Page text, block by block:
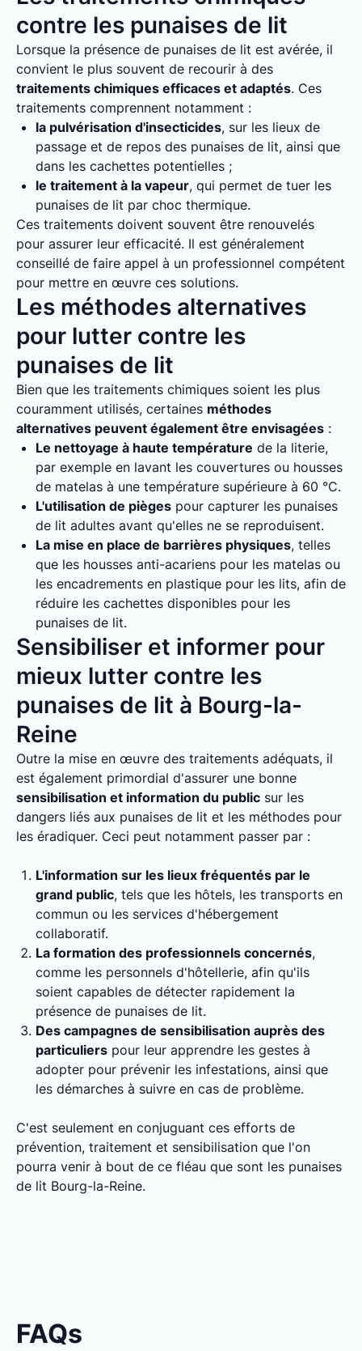
contre les punaises de lit
Lorsque la présence de punaises de lit est avérée, il
convient le plus souvent de recourir à des
traitements chimiques efficaces et adaptés. Ces
traitements comprennent notamment :
la pulvérisation d'insecticides, sur les lieux de
passage et de repos des punaises de lit, ainsi que
dans les cachettes potentielles ;
le traitement à la vapeur, qui permet de tuer les
punaises de lit par choc thermique.
Ces traitements doivent souvent être renouvelés
pour assurer leur efficacité. Il est généralement
conseillé de faire appel à un professionnel compétent
pour mettre en œuvre ces solutions.
Les méthodes alternatives
pour lutter contre les
punaises de lit
Bien que les traitements chimiques soient les plus
couramment utilisés, certaines méthodes
alternatives peuvent également être envisagées :
Le nettoyage à haute température de la literie,
par exemple en lavant les couvertures ou housses
de matelas à une température supérieure à 60 °C.
L'utilisation de pièges pour capturer les punaises
de lit adultes avant qu'elles ne se reproduisent.
La mise en place de barrières physiques, telles
que les housses anti-acariens pour les matelas ou
les encadrements en plastique pour les lits, afin de
réduire les cachettes disponibles pour les
punaises de lit.
Sensibiliser et informer pour
mieux lutter contre les
punaises de lit à Bourg-la-
Reine
Outre la mise en œuvre des traitements adéquats, il
est également primordial d'assurer une bonne
sensibilisation et information du public sur les
dangers liés aux punaises de lit et les méthodes pour
les éradiquer. Ceci peut notamment passer par :
L'information sur les lieux fréquentés par le
grand public, tels que les hôtels, les transports en
commun ou les services d'hébergement
collaboratif.
La formation des professionnels concernés,
comme les personnels d'hôtellerie, afin qu'ils
soient capables de détecter rapidement la
présence de punaises de lit.
Des campagnes de sensibilisation auprès des
particuliers pour leur apprendre les gestes à
adopter pour prévenir les infestations, ainsi que
les démarches à suivre en cas de problème.
C'est seulement en conjuguant ces efforts de
prévention, traitement et sensibilisation que l'on
pourra venir à bout de ce fléau que sont les punaises
de lit Bourg-la-Reine.
FAQs